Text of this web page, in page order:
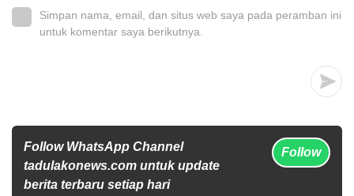
Simpan nama, email, dan situs web saya pada peramban ini
untuk komentar saya berikutnya.
Follow WhatsApp Channel
tadulakonews.com untuk update
berita terbaru setiap hari
Follow